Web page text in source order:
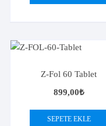
Z-Fol 60 Tablet
899,00₺
SEPETE EKLE